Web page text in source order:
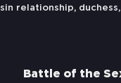
relationship, duchess,